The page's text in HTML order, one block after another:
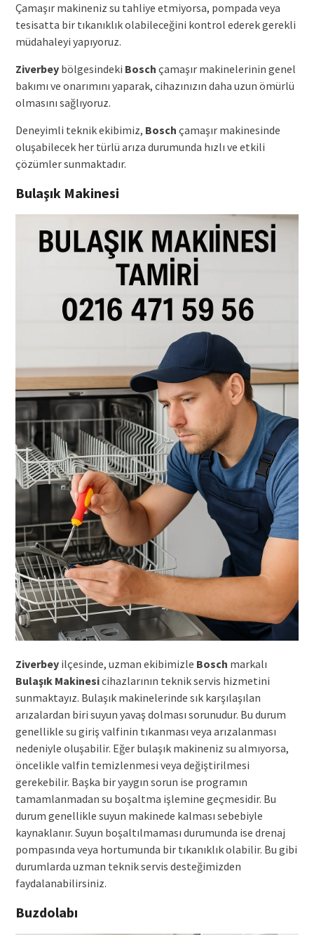
Çamaşır makineniz su tahliye etmiyorsa, pompada veya
tesisatta bir tıkanıklık olabileceğini kontrol ederek gerekli
müdahaleyi yapıyoruz.
Ziverbeybölgesindeki Bosch çamaşır makinelerinin genel
bakımı ve onarımını yaparak, cihazınızın daha uzun ömürlü
olmasını sağlıyoruz.
Deneyimli teknik ekibimiz, Bosch çamaşır makinesinde
oluşabilecek her türlü arıza durumunda hızlı ve etkili
çözümler sunmaktadır.
Bulaşık Makinesi
Ziverbeyilçesinde, uzman ekibimizle Bosch markalı
Bulaşık Makinesicihazlarının teknik servis hizmetini
sunmaktayız. Bulaşık makinelerinde sık karşılaşılan
arızalardan biri suyun yavaş dolması sorunudur. Bu durum
genellikle su giriş valfinin tıkanması veya arızalanması
nedeniyle oluşabilir. Eğer bulaşık makineniz su almıyorsa,
öncelikle valfin temizlenmesi veya değiştirilmesi
gerekebilir. Başka bir yaygın sorun ise programın
tamamlanmadan su boşaltma işlemine geçmesidir. Bu
durum genellikle suyun makinede kalması sebebiyle
kaynaklanır. Suyun boşaltılmaması durumunda ise drenaj
pompasında veya hortumunda bir tıkanıklık olabilir. Bu gibi
durumlarda uzman teknik servis desteğimizden
faydalanabilirsiniz.
Buzdolabı